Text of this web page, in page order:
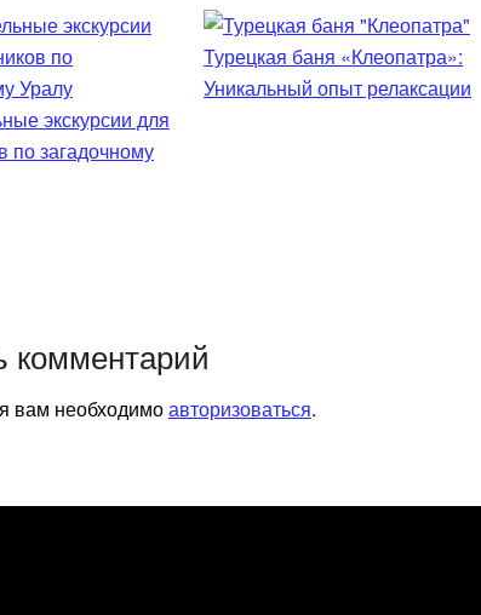
экскурсии для
по загадочному
Турецкая баня «Клеопатра»:
Уникальный опыт релаксации
комментарий
вам необходимоавторизоваться.